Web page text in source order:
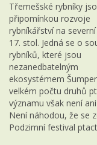
Třemešské rybníky
připomínkou rozvoje
rybníkářství na
17. stol. Jedná se o
rybníků, které jsou
nezanedbatelným
ekosystémem
velkém počtu druhů
významu však není
Není náhodou, že se
Podzimní festival